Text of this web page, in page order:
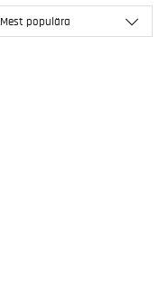
Mest populära